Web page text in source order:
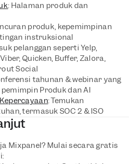
: Halaman produk dan
produk, kepemimpinan
instruksional
pelanggan seperti Yelp,
Quicken, Buffer, Zalora,
Social
tahunan & webinar yang
Produk dan AI
: Temukan
termasuk SOC 2 & ISO
Mixpanel? Mulai secara gratis